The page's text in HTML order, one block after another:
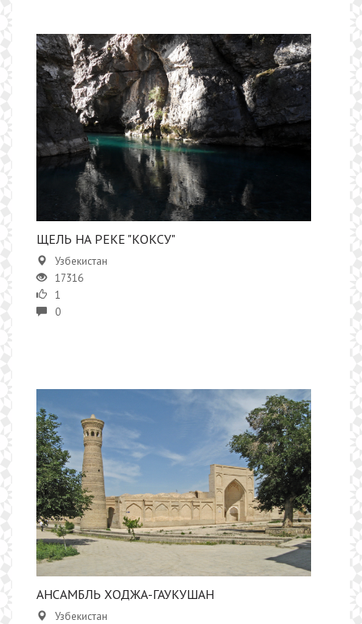
ЩЕЛЬ НА РЕКЕ "КОКСУ"
Узбекистан
17316
1
0
АНСАМБЛЬ ХОДЖА-ГАУКУШАН
Узбекистан